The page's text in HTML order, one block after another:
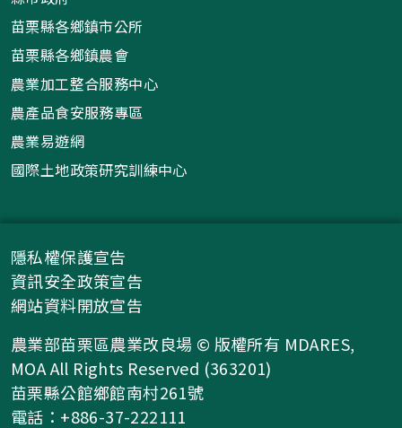
苗栗縣各鄉鎮市公所
苗栗縣各鄉鎮農會
農業加工整合服務中心
農產品食安服務專區
農業易遊網
國際土地政策研究訓練中心
隱私權保護宣告
資訊安全政策宣告
網站資料開放宣告
農業部苗栗區農業改良場 © 版權所有 MDARES,
MOA All Rights Reserved (363201)
苗栗縣公館鄉館南村261號
電話：+886-37-222111